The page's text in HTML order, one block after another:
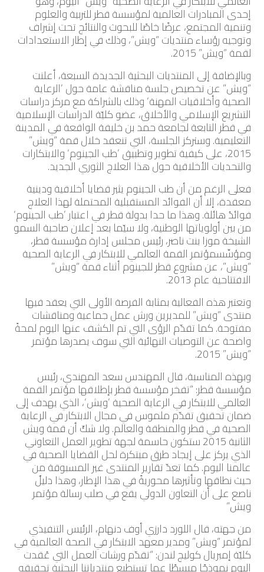
إحدى المبادرات العالمية لمؤسسة قطر للتربية والعلوم
وتنمية المجتمع، عرضًا خاصًا للبحوث والنتائج تحت إشراف
وتوجيه رؤساء منتديات “ويش”، وذلك في إطار الاستعدادات
لقمة “ويش” 2015.
وبالإضافة إلى المنتديات البحثية الجديدة السبعة، أعلنت
“ويش” عن تخصيص جلسة مناقشة عامة حول ’الرعاية
الصحية وأخلاقيات المهنة‘ وذلك بالشراكة مع مركز دراسات
التشريع الإسلامي والأخلاق، عضو كليّة الدراسات الإسلامية
في قطر التابعة لجامعة حمد بن خليفة الواقعة في المدينة
التعليمية. وستركز الجلسة، التي تنعقد خلال قمة “ويش”
2015، على كيفية تطوير وتطبيق ’طب الجينوم‘ والابتكارات
والتحديات الأخلاقية حول هذا العلاج الثوري الجديد.
فعلى الرغم من أن طب الجينوم يثير قضايا أخلاقية ودينية
معقدة، إلا أن الفوائد المستقبلية المحتملة لهذا العلاج
فوائدُ هائلة. وهذا ما حدا بدولة قطر في اعتبار ’طب الجينوم‘
من بين أولوياتها الوطنية، ولا سيّما بعد إعلان صاحبة السمو
الشيخة موزا بنت ناصر، رئيس مجلس إدارة مؤسسة قطر،
ومؤسِّسمؤتمر القمة العالمي للابتكار في الرعاية الصحية
“ويش”، عن مشروع قطر للجينوم أثناء قمة “ويش”
الافتتاحية عام 2013.
وتعتبر هذه الفعالية بمثابة الفرصة الأولى التي يعقد فيها
منتدى “ويش” للمديرين ورش عمل جماعية ومناقشات
مفتوحة. كما تقدّم الرؤى التي تم الكشف عنها اليوم لمحةً
واضحة عن التوصيات النهائية التي سوف يصدرها مؤتمر
“ويش” 2015.
وبهذه المناسبة، قال المهندس سعد المهندي، رئيس
مؤسسة قطر: “تفخر مؤسسة قطر بإطلاقها مؤتمر القمة
العالمي للابتكار في الرعاية الصحية ’ويش‘، الذي يهدف إلى
ضمان تحقيق تقدّم ملموس في مجال الابتكار في الرعاية
الصحية في قطر والمنطقة والعالم. ولا شكّ أن قمة ويش
الثانية 2015 ستكون حاسمة لجهة تطوير العمل التعاوني
الذي يركز على إيجاد طرق مبتكرة لحل القضايا الصحية في
عالمنا اليوم. كما تعدّ تقارير المنتدى غير المسبوقة من
حيث نطاقها وتأثيرها محوريةً في هذا الإطار، وهذا دليلٌ
ناصع على أن التعاون الدولي يقع في صلب رسالة مؤتمر
ويش.”
من جهته، قال اللورد دارزي أوف دنهام، الرئيس التنفيذي
لمؤتمر “ويش” ومدير معهد الابتكار في الصحة العالمية في
كليّة إمبريال كوليج لندن: “تقدّم ورشات العمل التي عُقدت
اليوم نموذجًا مبسطًا عما تستطيع منتدياتنا البحثية تحقيقه